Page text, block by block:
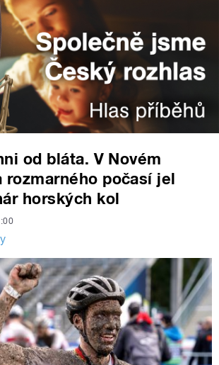
od bláta. V Novém
rozmarného počasí jel
horských kol